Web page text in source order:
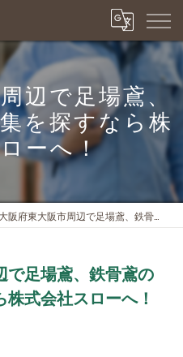
辺で足場鳶、
を探すなら株
ーへ！
大阪府東大阪市周辺で足場鳶、鉄骨鳶の求人募集を探すなら株式会社スローへ！
で足場鳶、鉄骨鳶の
式会社スローへ！